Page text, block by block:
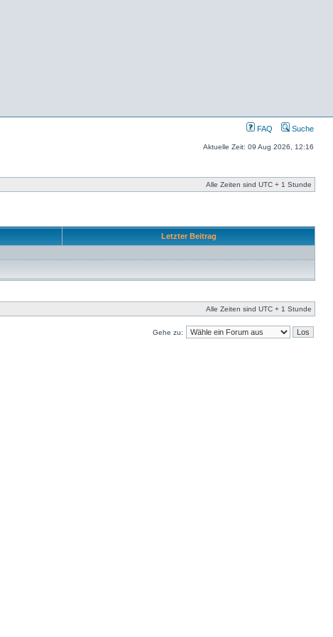
FAQ Suche
Aktuelle Zeit: 09 Aug 2026, 12:16
Alle Zeiten sind UTC + 1 Stunde
Letzter Beitrag
Alle Zeiten sind UTC + 1 Stunde
Gehe zu: